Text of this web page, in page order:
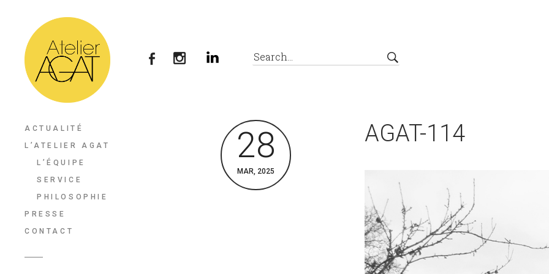
ACTUALITÉ
L’ATELIER AGAT
L’ÉQUIPE
SERVICE
PHILOSOPHIE
PRESSE
CONTACT
28
MAR, 2025
AGAT-114